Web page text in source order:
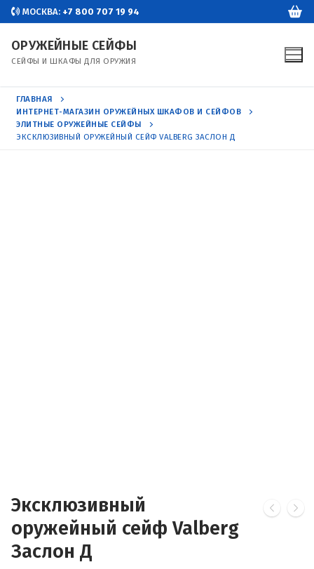
Перейти
содержимому
МОСКВА: +7 800 707 19 94
ОРУЖЕЙНЫЕ СЕЙФЫ
СЕЙФЫ И ШКАФЫ ДЛЯ ОРУЖИЯ
ГЛАВНАЯ
ИНТЕРНЕТ-МАГАЗИН ОРУЖЕЙНЫХ ШКАФОВ И СЕЙФОВ
ЭЛИТНЫЕ ОРУЖЕЙНЫЕ СЕЙФЫ
ЭКСКЛЮЗИВНЫЙ ОРУЖЕЙНЫЙ СЕЙФ VALBERG ЗАСЛОН Д
Эксклюзивный
оружейный сейф Valberg
Заслон Д